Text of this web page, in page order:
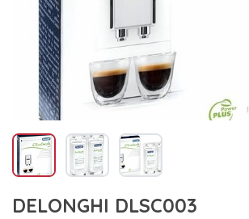
DELONGHI DLSC003